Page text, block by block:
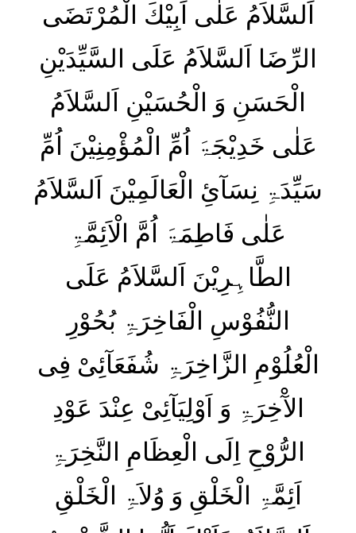
اَلسَّلاَمُ عَلٰی اَبِیْكَ الْمُرْتَضَی
الرِّضَا اَلسَّلاَمُ عَلَی السَّیِّدَیْنِ
الْحَسَنِ وَ الْحُسَیْنِ اَلسَّلاَمُ
عَلٰی خَدِیْجَۃَ اُمِّ الْمُؤْمِنِیْنَ اُمِّ
سَیِّدَۃِ نِسَآئِ الْعَالَمِیْنَ اَلسَّلاَمُ
عَلٰی فَاطِمَۃَ اُمَّ الْاَئِمَّۃِ
الطَّاہِرِیْنَ اَلسَّلاَمُ عَلَی
النُّفُوْسِ الْفَاخِرَۃِ بُحُوْرِ
الْعُلُوْمِ الزَّاخِرَۃِ شُفَعَآئِیْ فِی
الآْخِرَۃِ وَ اَوْلِیَآئِیْ عِنْدَ عَوْدِ
الرُّوْحِ اِلَی الْعِظَامِ النَّخِرَۃِ
اَئِمَّۃِ الْخَلْقِ وَ وُلاَۃِ الْخَلْقِ